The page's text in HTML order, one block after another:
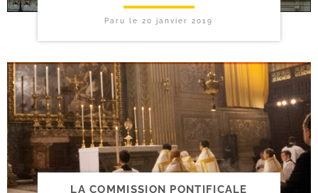
Paru le20 janvier 2019
LA COMMISSION PONTIFICALE